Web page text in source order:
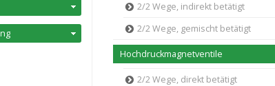
2/2 Wege, indirekt betätigt
2/2 Wege, gemischt betätigt
Hochdruckmagnetventile
2/2 Wege, direkt betätigt